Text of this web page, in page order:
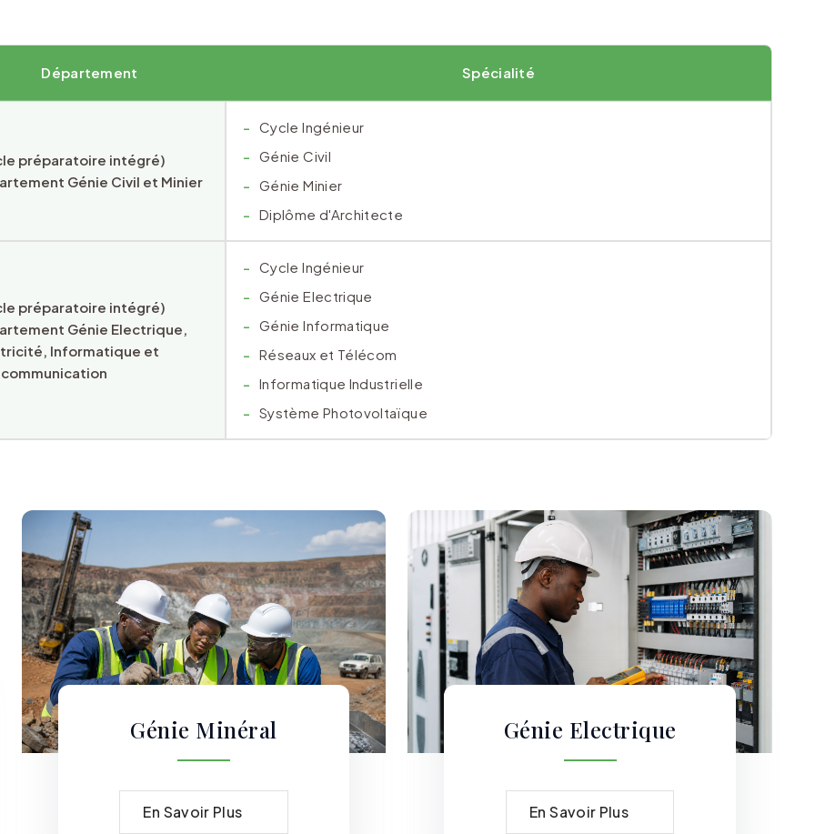
Département Spécialité
préparatoire intégré)
Génie Civil et Minier
Cycle Ingénieur
Génie Civil
Génie Minier
Diplôme d'Architecte
préparatoire intégré)
Génie Electrique,
Informatique et
Cycle Ingénieur
Génie Electrique
Génie Informatique
Réseaux et Télécom
Informatique Industrielle
Système Photovoltaïque
Génie Minéral
En Savoir Plus
Génie Electrique
En Savoir Plus